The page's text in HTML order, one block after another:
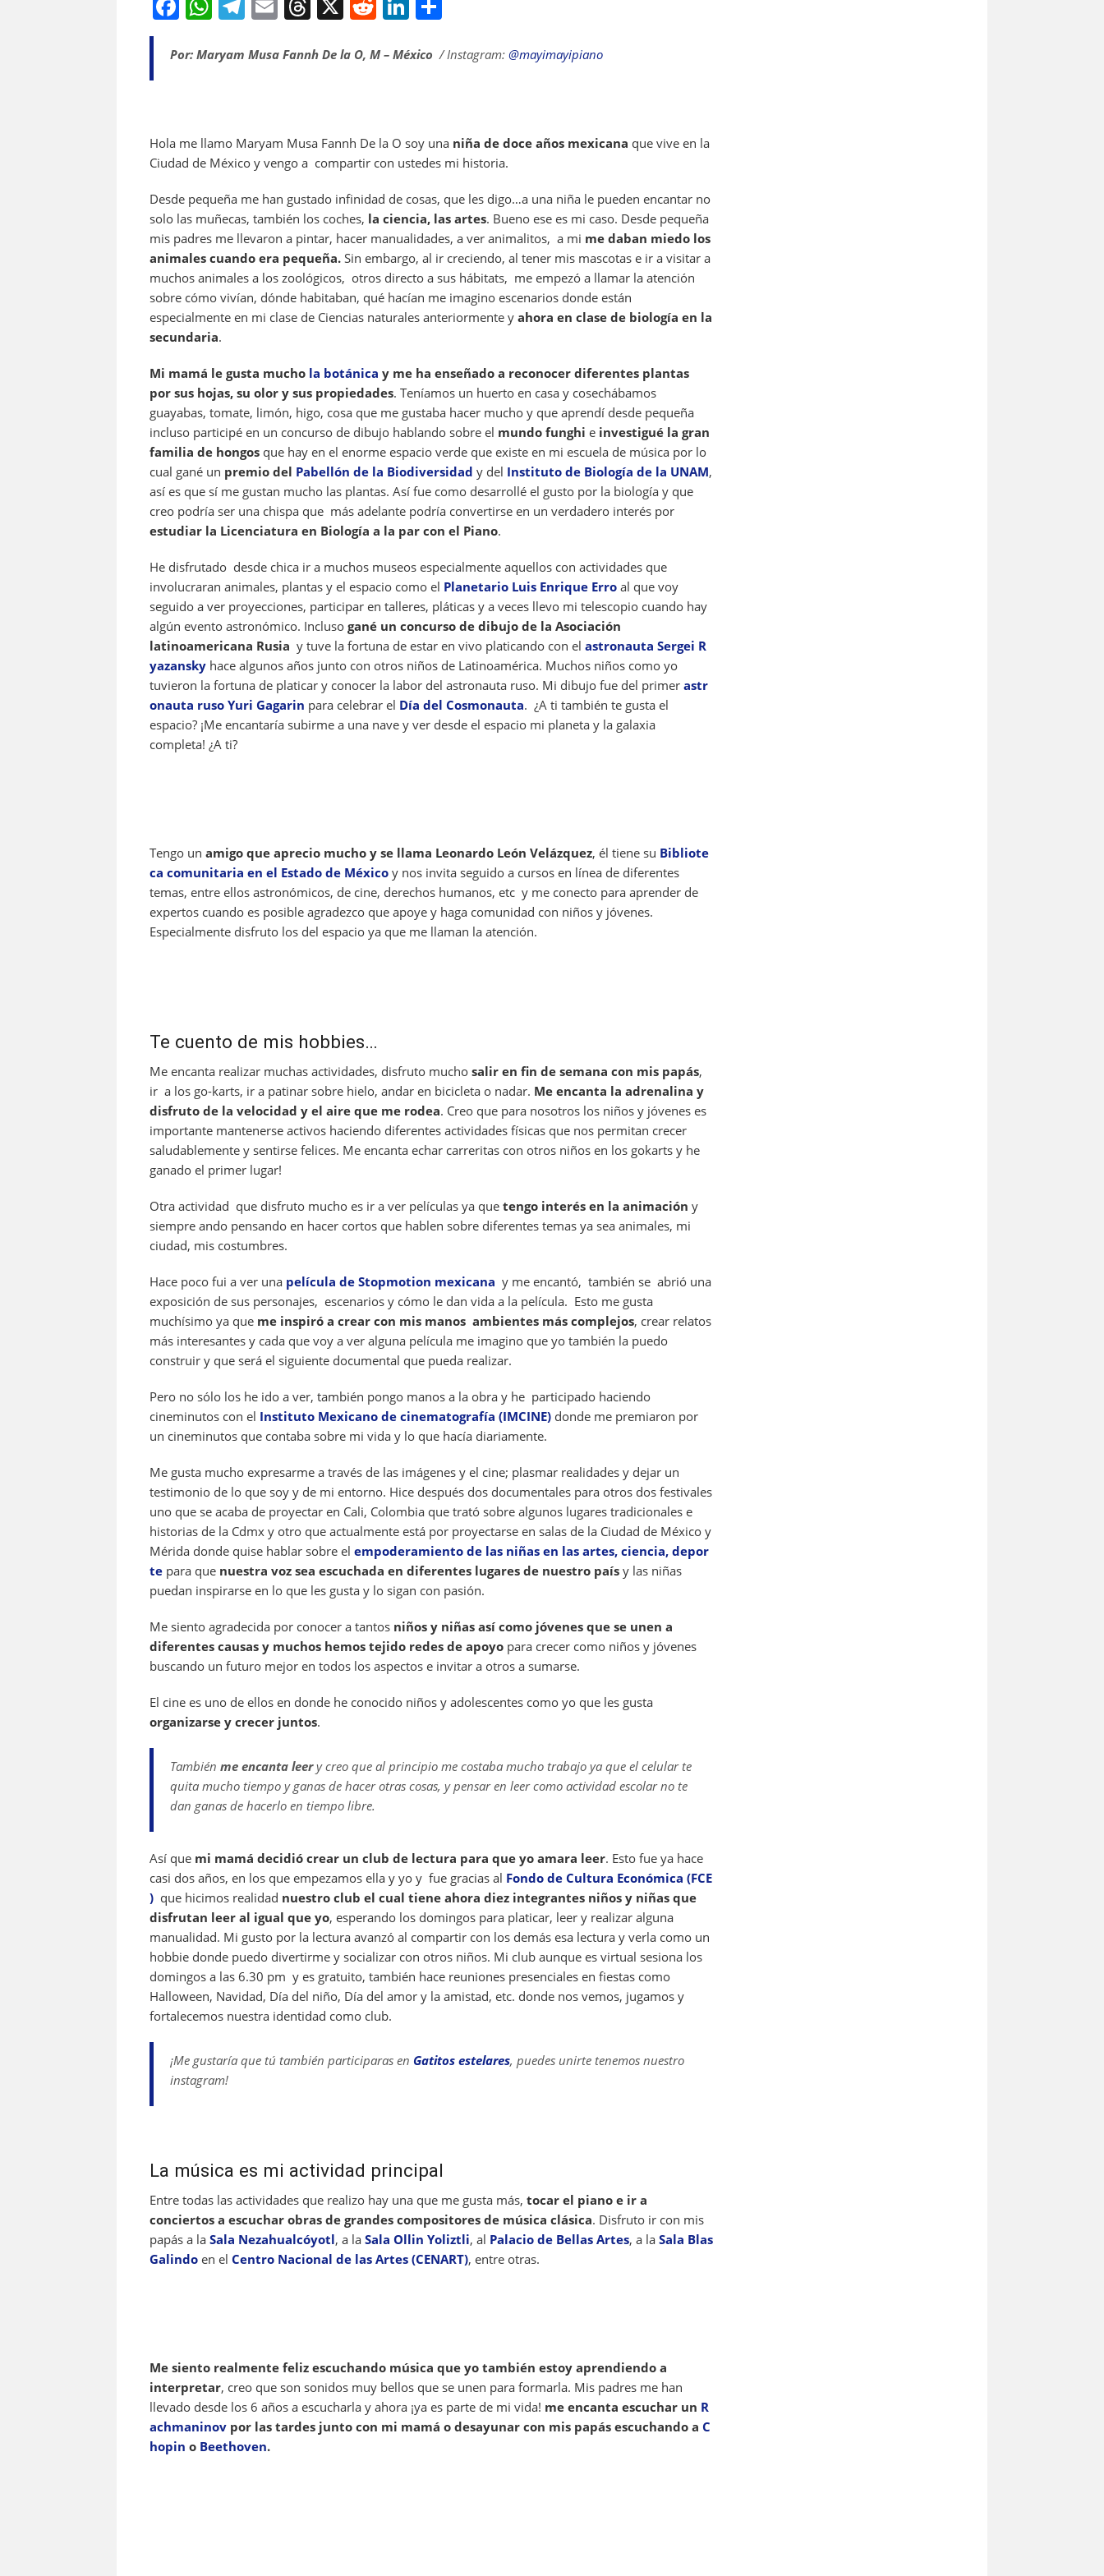
c
o
o
k
at
p
p
e
m
ai re
s
d k
n
ar
Por: Maryam Musa Fannh De la O, M – México / Instagram: @mayimayipiano
Hola me llamo Maryam Musa Fannh De la O soy una niña de doce años mexicana que vive en la
Ciudad de México y vengo a compartir con ustedes mi historia.
Desde pequeña me han gustado infinidad de cosas, que les digo…a una niña le pueden encantar no
solo las muñecas, también los coches, la ciencia, las artes. Bueno ese es mi caso. Desde pequeña
mis padres me llevaron a pintar, hacer manualidades, a ver animalitos, a mi me daban miedo los
animales cuando era pequeña. Sin embargo, al ir creciendo, al tener mis mascotas e ir a visitar a
muchos animales a los zoológicos, otros directo a sus hábitats, me empezó a llamar la atención
sobre cómo vivían, dónde habitaban, qué hacían me imagino escenarios donde están
especialmente en mi clase de Ciencias naturales anteriormente y ahora en clase de biología en la
secundaria.
Mi mamá le gusta mucho la botánica y me ha enseñado a reconocer diferentes plantas
por sus hojas, su olor y sus propiedades. Teníamos un huerto en casa y cosechábamos
guayabas, tomate, limón, higo, cosa que me gustaba hacer mucho y que aprendí desde pequeña
incluso participé en un concurso de dibujo hablando sobre el mundo funghi e investigué la gran
familia de hongos que hay en el enorme espacio verde que existe en mi escuela de música por lo
cual gané un premio del Pabellón de la Biodiversidad y del Instituto de Biología de la UNAM,
así es que sí me gustan mucho las plantas. Así fue como desarrollé el gusto por la biología y que
creo podría ser una chispa que más adelante podría convertirse en un verdadero interés por
estudiar la Licenciatura en Biología a la par con el Piano.
He disfrutado desde chica ir a muchos museos especialmente aquellos con actividades que
involucraran animales, plantas y el espacio como el Planetario Luis Enrique Erro al que voy
seguido a ver proyecciones, participar en talleres, pláticas y a veces llevo mi telescopio cuando hay
algún evento astronómico. Incluso gané un concurso de dibujo de la Asociación
latinoamericana Rusia y tuve la fortuna de estar en vivo platicando con el astronauta Sergei R
yazansky hace algunos años junto con otros niños de Latinoamérica. Muchos niños como yo
tuvieron la fortuna de platicar y conocer la labor del astronauta ruso. Mi dibujo fue del primer astr
onauta ruso Yuri Gagarin para celebrar el Día del Cosmonauta. ¿A ti también te gusta el
espacio? ¡Me encantaría subirme a una nave y ver desde el espacio mi planeta y la galaxia
completa! ¿A ti?
Tengo un amigo que aprecio mucho y se llama Leonardo León Velázquez, él tiene su Bibliote
ca comunitaria en el Estado de México y nos invita seguido a cursos en línea de diferentes
temas, entre ellos astronómicos, de cine, derechos humanos, etc y me conecto para aprender de
expertos cuando es posible agradezco que apoye y haga comunidad con niños y jóvenes.
Especialmente disfruto los del espacio ya que me llaman la atención.
Te cuento de mis hobbies…
Me encanta realizar muchas actividades, disfruto mucho salir en fin de semana con mis papás,
ir a los go-karts, ir a patinar sobre hielo, andar en bicicleta o nadar. Me encanta la adrenalina y
disfruto de la velocidad y el aire que me rodea. Creo que para nosotros los niños y jóvenes es
importante mantenerse activos haciendo diferentes actividades físicas que nos permitan crecer
saludablemente y sentirse felices. Me encanta echar carreritas con otros niños en los gokarts y he
ganado el primer lugar!
Otra actividad que disfruto mucho es ir a ver películas ya que tengo interés en la animación y
siempre ando pensando en hacer cortos que hablen sobre diferentes temas ya sea animales, mi
ciudad, mis costumbres.
Hace poco fui a ver una película de Stopmotion mexicana y me encantó, también se abrió una
exposición de sus personajes, escenarios y cómo le dan vida a la película. Esto me gusta
muchísimo ya que me inspiró a crear con mis manos ambientes más complejos, crear relatos
más interesantes y cada que voy a ver alguna película me imagino que yo también la puedo
construir y que será el siguiente documental que pueda realizar.
Pero no sólo los he ido a ver, también pongo manos a la obra y he participado haciendo
cineminutos con el Instituto Mexicano de cinematografía (IMCINE) donde me premiaron por
un cineminutos que contaba sobre mi vida y lo que hacía diariamente.
Me gusta mucho expresarme a través de las imágenes y el cine; plasmar realidades y dejar un
testimonio de lo que soy y de mi entorno. Hice después dos documentales para otros dos festivales
uno que se acaba de proyectar en Cali, Colombia que trató sobre algunos lugares tradicionales e
historias de la Cdmx y otro que actualmente está por proyectarse en salas de la Ciudad de México y
Mérida donde quise hablar sobre el empoderamiento de las niñas en las artes, ciencia, depor
te para que nuestra voz sea escuchada en diferentes lugares de nuestro país y las niñas
puedan inspirarse en lo que les gusta y lo sigan con pasión.
Me siento agradecida por conocer a tantos niños y niñas así como jóvenes que se unen a
diferentes causas y muchos hemos tejido redes de apoyo para crecer como niños y jóvenes
buscando un futuro mejor en todos los aspectos e invitar a otros a sumarse.
El cine es uno de ellos en donde he conocido niños y adolescentes como yo que les gusta
organizarse y crecer juntos.
También me encanta leery creo que al principio me costaba mucho trabajo ya que el celular te
quita mucho tiempo y ganas de hacer otras cosas, y pensar en leer como actividad escolar no te
dan ganas de hacerlo en tiempo libre.
Así que mi mamá decidió crear un club de lectura para que yo amara leer. Esto fue ya hace
casi dos años, en los que empezamos ella y yo y fue gracias al Fondo de Cultura Económica (FCE
) que hicimos realidad nuestro club el cual tiene ahora diez integrantes niños y niñas que
disfrutan leer al igual que yo, esperando los domingos para platicar, leer y realizar alguna
manualidad. Mi gusto por la lectura avanzó al compartir con los demás esa lectura y verla como un
hobbie donde puedo divertirme y socializar con otros niños. Mi club aunque es virtual sesiona los
domingos a las 6.30 pm y es gratuito, también hace reuniones presenciales en fiestas como
Halloween, Navidad, Día del niño, Día del amor y la amistad, etc. donde nos vemos, jugamos y
fortalecemos nuestra identidad como club.
¡Me gustaría que tú también participaras en Gatitos estelares, puedes unirte tenemos nuestro
instagram!
La música es mi actividad principal
Entre todas las actividades que realizo hay una que me gusta más, tocar el piano e ir a
conciertos a escuchar obras de grandes compositores de música clásica. Disfruto ir con mis
papás a la Sala Nezahualcóyotl, a la Sala Ollin Yoliztli, al Palacio de Bellas Artes, a la Sala Blas
Galindo en el Centro Nacional de las Artes (CENART), entre otras.
Me siento realmente feliz escuchando música que yo también estoy aprendiendo a
interpretar, creo que son sonidos muy bellos que se unen para formarla. Mis padres me han
llevado desde los 6 años a escucharla y ahora ¡ya es parte de mi vida! me encanta escuchar un R
achmaninov por las tardes junto con mi mamá o desayunar con mis papás escuchando a C
hopin o Beethoven.